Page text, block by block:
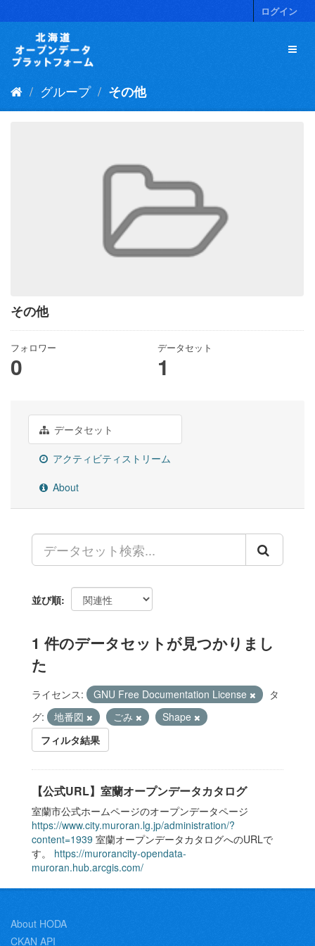
キ
ログイン
グループ その他
その他
フォロワー
0
データセット
1
データセット
アクティビティストリーム
About
並び順
1 件のデータセットが見つかりまし
た
ライセンス: GNU Free Documentation License
タ
グ:
地番図 ごみ
Shape
フィルタ結果
【公式URL】室蘭オープンデータカタログ
室蘭市公式ホームページのオープンデータページ
https://www.city.muroran.lg.jp/administration/?
content=1939 室蘭オープンデータカタログへのURLで
す。 https://murorancity-opendata-
muroran.hub.arcgis.com/
About HODA
CKAN API